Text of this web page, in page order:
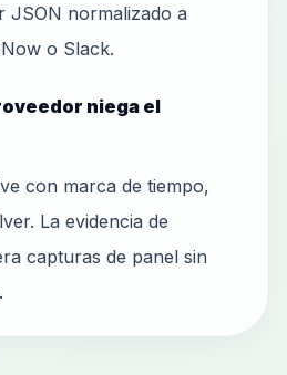
JSON normalizado a
o Slack.
niega el
con marca de tiempo,
La evidencia de
capturas de panel sin